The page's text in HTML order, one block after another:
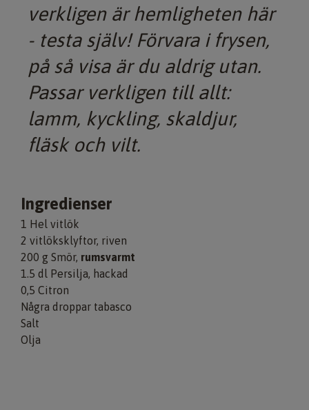
verkligen är hemligheten här
- testa själv! Förvara i frysen,
på så visa är du aldrig utan.
Passar verkligen till allt:
lamm, kyckling, skaldjur,
fläsk och vilt.
Ingredienser
1 Hel vitlök
2 vitlöksklyftor, riven
200 g Smör, rumsvarmt
1.5 dl Persilja, hackad
0,5 Citron
Några droppar tabasco
Salt
Olja